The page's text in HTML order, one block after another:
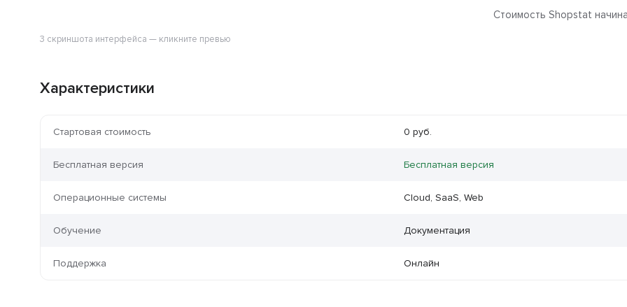
3 скриншота интерфейса — кликните превью
Стоимость Shopstat
Характеристики
Стартовая стоимость 0 руб.
Бесплатная версия Бесплатная версия
Операционные системы Cloud, SaaS, Web
Обучение Документация
Поддержка Онлайн